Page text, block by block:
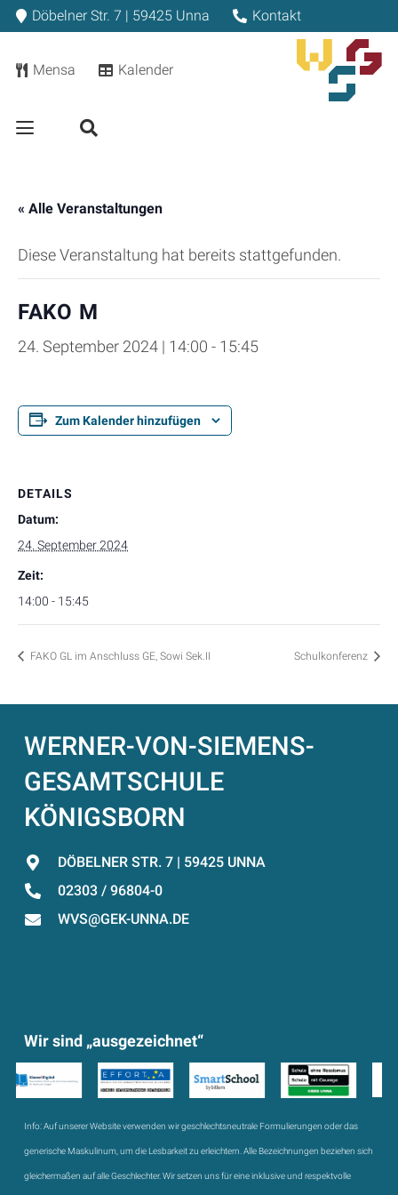
Döbelner Str. 7 | 59425 Unna Kontakt
Mensa Kalender
« Alle Veranstaltungen
Diese Veranstaltung hat bereits stattgefunden.
FAKO M
24. September 2024 | 14:00 - 15:45
Zum Kalender hinzufügen
DETAILS
Datum:
24. September 2024
Zeit:
14:00 - 15:45
FAKO GL im Anschluss GE, Sowi Sek.II Schulkonferenz
WERNER-VON-SIEMENS-
GESAMTSCHULE
KÖNIGSBORN
DÖBELNER STR. 7 | 59425 UNNA
02303 / 96804-0
WVS@GEK-UNNA.DE
Wir sind „ausgezeichnet“
Info:Auf unserer Website verwenden wir geschlechtsneutrale Formulierungen oder das
generische Maskulinum, um die Lesbarkeit zu erleichtern. Alle Bezeichnungen beziehen sich
gleichermaßen auf alle Geschlechter. Wir setzen uns für eine inklusive und respektvolle